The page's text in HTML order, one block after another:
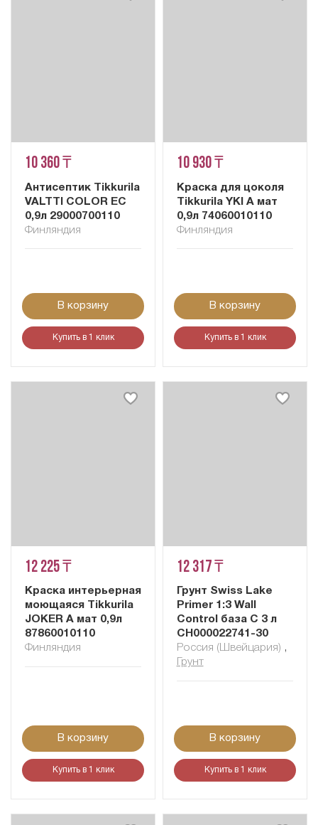
10 360 ₸
Антисептик Tikkurila
VALTTI COLOR EC
0,9л 29000700110
Финляндия
В корзину
Купить в 1 клик
10 930 ₸
Краска для цоколя
Tikkurila YKI A мат
0,9л 74060010110
Финляндия
В корзину
Купить в 1 клик
12 225 ₸
Краска интерьерная
моющаяся Tikkurila
JOKER A мат 0,9л
87860010110
Финляндия
В корзину
Купить в 1 клик
12 317 ₸
Грунт Swiss Lake
Primer 1:3 Wall
Control база C 3 л
СН000022741-30
Россия (Швейцария) ,
Грунт
В корзину
Купить в 1 клик